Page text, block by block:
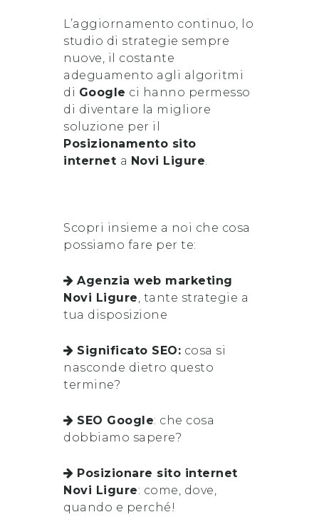
L’aggiornamento continuo, lo
studio di strategie sempre
nuove, il costante
adeguamento agli algoritmi
di Google ci hanno permesso
di diventare la migliore
soluzione per il
Posizionamento sito
internet a Novi Ligure.
Scopri insieme a noi che cosa
possiamo fare per te:
Agenzia web marketing
Novi Ligure, tante strategie a
tua disposizione
Significato SEO: cosa si
nasconde dietro questo
termine?
SEO Google: che cosa
dobbiamo sapere?
Posizionare sito internet
Novi Ligure: come, dove,
quando e perché!